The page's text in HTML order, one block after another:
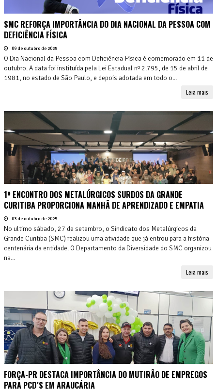
SMC REFORÇA IMPORTÂNCIA DO DIA NACIONAL DA PESSOA COM
DEFICIÊNCIA FÍSICA
09 de outubro de 2025
O Dia Nacional da Pessoa com Deficiência Física é comemorado em 11 de
outubro. A data foi instituída pela Lei Estadual nº 2.795, de 15 de abril de
1981, no estado de São Paulo, e depois adotada em todo o...
Leia mais
1º ENCONTRO DOS METALÚRGICOS SURDOS DA GRANDE
CURITIBA PROPORCIONA MANHÃ DE APRENDIZADO E EMPATIA
03 de outubro de 2025
No ultimo sábado, 27 de setembro, o Sindicato dos Metalúrgicos da
Grande Curitiba (SMC) realizou uma atividade que já entrou para a história
centenária da entidade. O Departamento da Diversidade do SMC organizou
na...
Leia mais
FORÇA-PR DESTACA IMPORTÂNCIA DO MUTIRÃO DE EMPREGOS
PARA PCD´S EM ARAUCÁRIA